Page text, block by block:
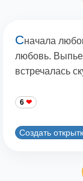
Сначала
любовь.
встречалась
6
Создать